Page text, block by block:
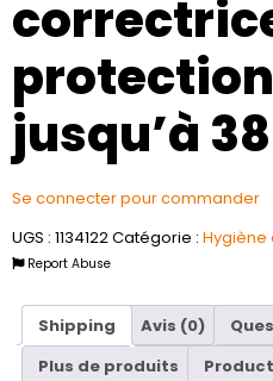
jusqu’à
Se connecter pour commander
UGS : 1134122Catégorie : Hygiène
Report Abuse
Shipping Avis (0)
Plus de produits